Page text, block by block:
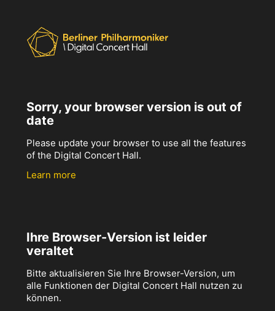
Sorry, your browser version is out of
date
Please update your browser to use all the features
of the Digital Concert Hall.
Learn more
Ihre Browser-Version ist leider
veraltet
Bitte aktualisieren Sie Ihre Browser-Version, um
alle Funktionen der Digital Concert Hall nutzen zu
können.